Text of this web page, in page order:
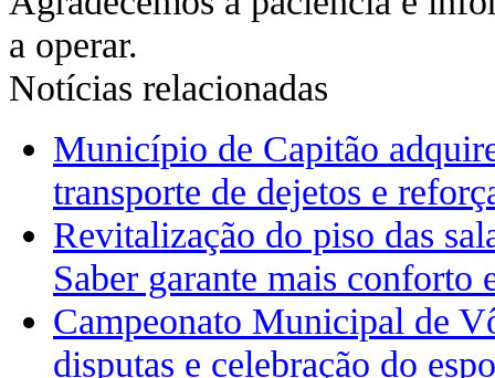
a operar.
Notícias relacionadas
Município de Capitão
transporte de dejetos e
Revitalização do piso das
Saber garante mais conforto
Campeonato Municipal de
disputas e celebração do